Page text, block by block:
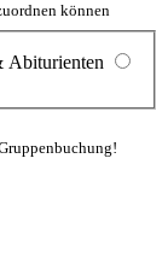
können
Abiturienten